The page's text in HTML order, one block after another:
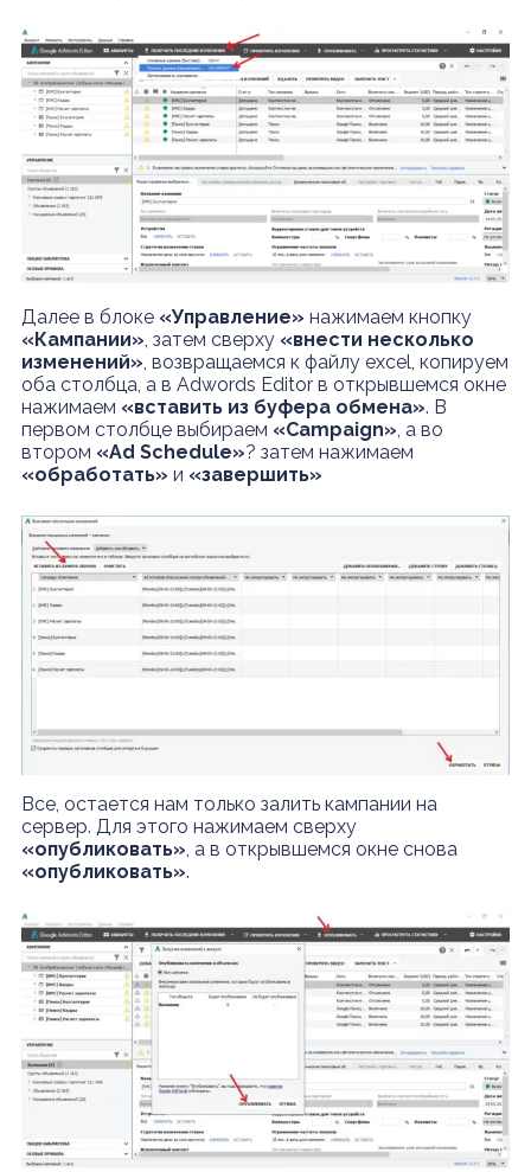
Далее в блоке «Управление» нажимаем кнопку
«Кампании», затем сверху «внести несколько
изменений», возвращаемся к файлу excel, копируем
оба столбца, а в Adwords Editor в открывшемся окне
нажимаем «вставить из буфера обмена». В
первом столбце выбираем «Campaign», а во
втором «Ad Schedule»? затем нажимаем
«обработать» и «завершить»
Все, остается нам только залить кампании на
сервер. Для этого нажимаем сверху
«опубликовать», а в открывшемся окне снова
«опубликовать».